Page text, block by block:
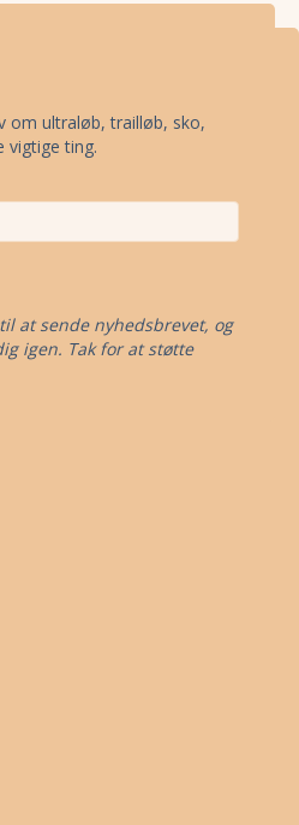
om ultraløb, trailløb, sko,
vigtige ting.
at sende nyhedsbrevet, og
igen. Tak for at støtte